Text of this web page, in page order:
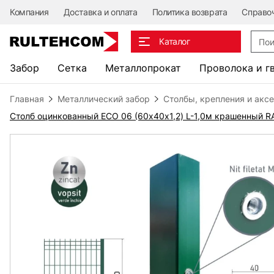
Компания Доставка и оплата Политика возврата
Каталог
Забор Сетка Металлопрокат Проволока и
Главная Металлический забор
Столбы, крепления и
Столб оцинкованный ЕСО 06 (60х40x1,2) L-1,0м крашенный